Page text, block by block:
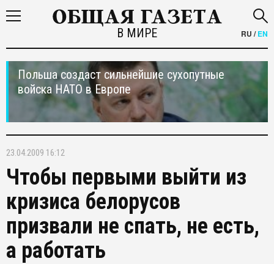
В МИРЕ RU /EN
Польша создаст сильнейшие сухопутные
войска НАТО в Европе
23.04.2009 16:12
Чтобы первыми выйти из
кризиса белорусов
призвали не спать, не есть,
а работать